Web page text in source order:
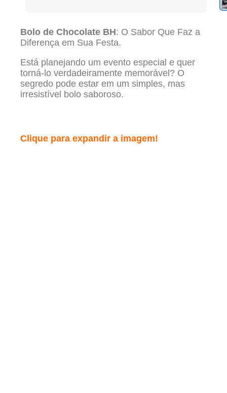
Bolo de Chocolate BH: O Sabor Que Faz a
Diferença em Sua Festa.
Está planejando um evento especial e quer
torná-lo verdadeiramente memorável? O
segredo pode estar em um simples, mas
irresistível bolo saboroso.
Clique para expandir a imagem!